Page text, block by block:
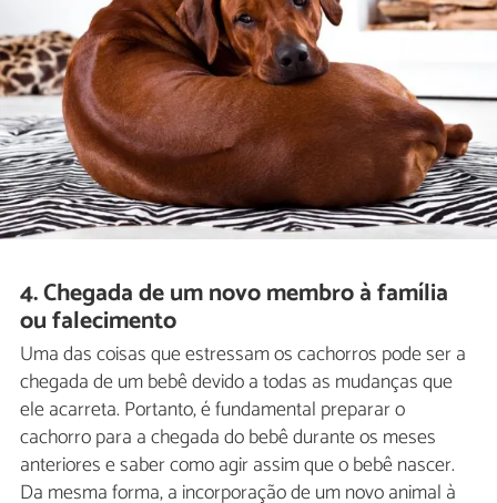
4. Chegada de um novo membro à família
ou falecimento
Uma das coisas que estressam os cachorros pode ser a
chegada de um bebê devido a todas as mudanças que
ele acarreta. Portanto, é fundamental preparar o
cachorro para a chegada do bebê durante os meses
anteriores e saber como agir assim que o bebê nascer.
Da mesma forma, a incorporação de um novo animal à